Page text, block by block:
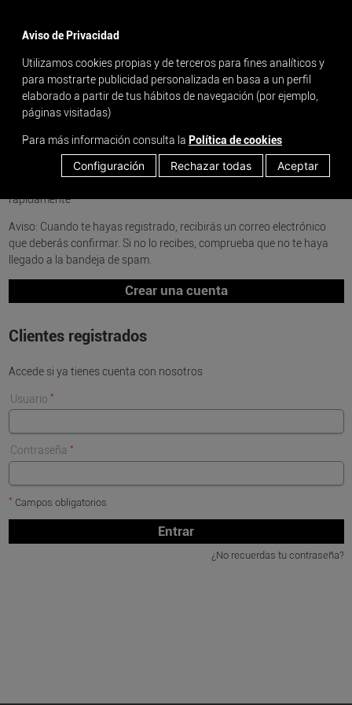
Aviso de Privacidad
Utilizamos cookies propias y de terceros para fines analíticos y
para mostrarte publicidad personalizada en basa a un perfil
elaborado a partir de tus hábitos de navegación (por ejemplo,
páginas visitadas)
Para más información consulta la Política de cookies
Configuración Rechazar todas Aceptar
Inicia sesión o crea una nueva cuenta
Nuevo usuario
rápidamente
Aviso: Cuando te hayas registrado, recibirás un correo electrónico
que deberás confirmar. Si no lo recibes, comprueba que no te haya
llegado a la bandeja de spam.
Crear una cuenta
Clientes registrados
Accede si ya tienes cuenta con nosotros
Usuario *
Contraseña *
* Campos obligatorios
Entrar
¿No recuerdas tu contraseña?